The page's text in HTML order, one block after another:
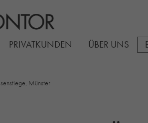
PRIVATKUNDEN ÜBER UNS
Münster